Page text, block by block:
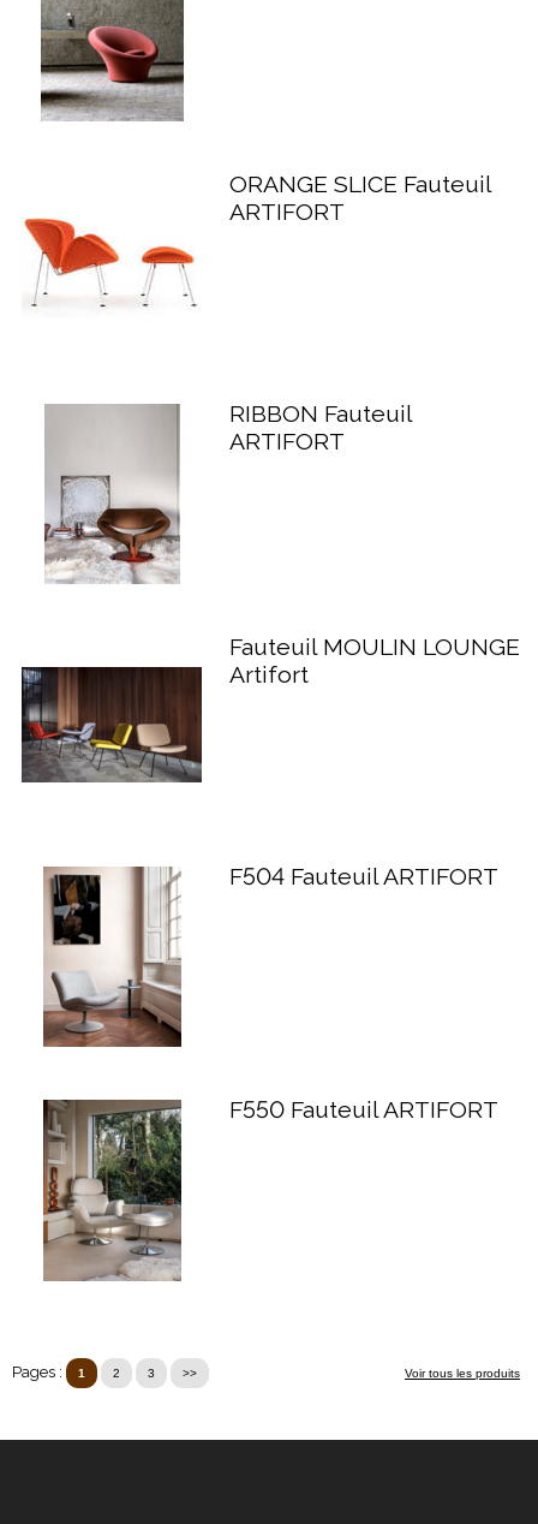
ORANGE SLICE Fauteuil
ARTIFORT
RIBBON Fauteuil
ARTIFORT
Fauteuil MOULIN LOUNGE
Artifort
F504 Fauteuil ARTIFORT
F550 Fauteuil ARTIFORT
Pages : 1 2 3 >> Voir tous les produits